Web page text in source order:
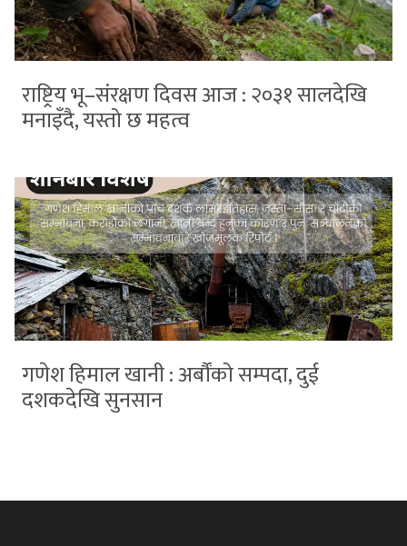
राष्ट्रिय भू–संरक्षण दिवस आज : २०३१ सालदेखि
मनाइँदै, यस्तो छ महत्व
गणेश हिमाल खानी : अर्बौंको सम्पदा, दुई
दशकदेखि सुनसान